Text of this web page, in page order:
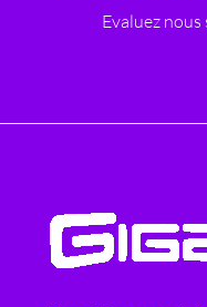
Evaluez nous